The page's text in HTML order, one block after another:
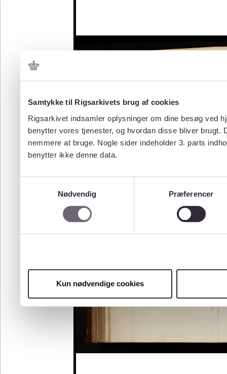
Samtykke til Rigsarkivets brug af cookies
Rigsarkivet indsamler oplysninger om dine besøg ved
benytter vores tjenester, og hvordan disse bliver
nemmere at bruge. Nogle sider indeholder 3. parts
benytter ikke denne data.
Nødvendig
Præferencer
Kun nødvendige cookies